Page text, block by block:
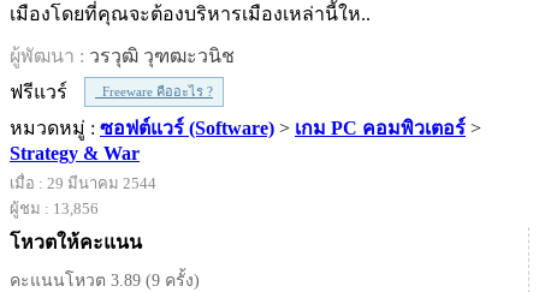
เมืองโดยที่คุณจะต้องบริหารเมืองเหล่านี้ให..
ผู้พัฒนา : วรวุฒิ วุฑฒะวนิช
ฟรีแวร์
Freeware คืออะไร ?
หมวดหมู่ : ซอฟต์แวร์ (Software) > เกม PC คอมพิวเตอร์ >
Strategy & War
เมื่อ : 29 มีนาคม 2544
ผู้ชม : 13,856
โหวตให้คะแนน
คะแนนโหวต 3.89 (9 ครั้ง)